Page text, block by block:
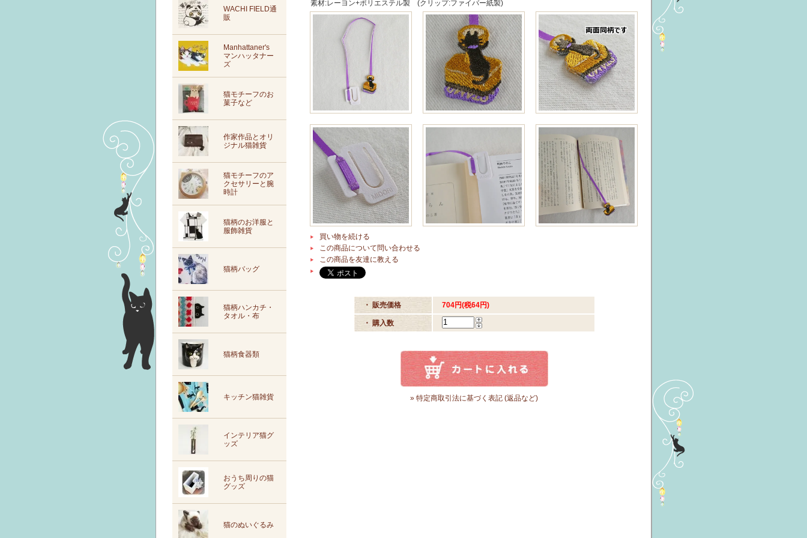
WACHI FIELD通
販
Manhattaner's
マンハッタナー
ズ
猫モチーフのお
菓子など
作家作品とオリ
ジナル猫雑貨
猫モチーフのア
クセサリーと腕
時計
猫柄のお洋服と
服飾雑貨
猫柄バッグ
猫柄ハンカチ・
タオル・布
猫柄食器類
キッチン猫雑貨
インテリア猫グ
ッズ
おうち周りの猫
グッズ
猫のぬいぐるみ
素材:レーヨン+ポリエステル製 (クリップ:ファイバー紙製)
買い物を続ける
この商品について問い合わせる
この商品を友達に教える
・ 販売価格 704円(税64円)
・ 購入数
» 特定商取引法に基づく表記 (返品など)